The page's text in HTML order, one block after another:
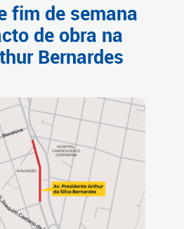
fim de semana
de obra na
Bernardes